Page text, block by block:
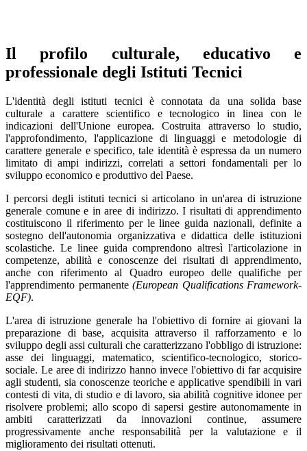
Il profilo culturale, educativo e
professionale degli Istituti Tecnici
L'identità degli istituti tecnici è connotata da una solida base
culturale a carattere scientifico e tecnologico in linea con le
indicazioni dell'Unione europea. Costruita attraverso lo studio,
l'approfondimento, l'applicazione di linguaggi e metodologie di
carattere generale e specifico, tale identità è espressa da un numero
limitato di ampi indirizzi, correlati a settori fondamentali per lo
sviluppo economico e produttivo del Paese.
I percorsi degli istituti tecnici si articolano in un'area di istruzione
generale comune e in aree di indirizzo. I risultati di apprendimento
costituiscono il riferimento per le linee guida nazionali, definite a
sostegno dell'autonomia organizzativa e didattica delle istituzioni
scolastiche. Le linee guida comprendono altresì l'articolazione in
competenze, abilità e conoscenze dei risultati di apprendimento,
anche con riferimento al Quadro europeo delle qualifiche per
l'apprendimento permanente (European Qualifications Framework-
EQF).
L'area di istruzione generale ha l'obiettivo di fornire ai giovani la
preparazione di base, acquisita attraverso il rafforzamento e lo
sviluppo degli assi culturali che caratterizzano l'obbligo di istruzione:
asse dei linguaggi, matematico, scientifico-tecnologico, storico-
sociale. Le aree di indirizzo hanno invece l'obiettivo di far acquisire
agli studenti, sia conoscenze teoriche e applicative spendibili in vari
contesti di vita, di studio e di lavoro, sia abilità cognitive idonee per
risolvere problemi; allo scopo di sapersi gestire autonomamente in
ambiti caratterizzati da innovazioni continue, assumere
progressivamente anche responsabilità per la valutazione e il
miglioramento dei risultati ottenuti.